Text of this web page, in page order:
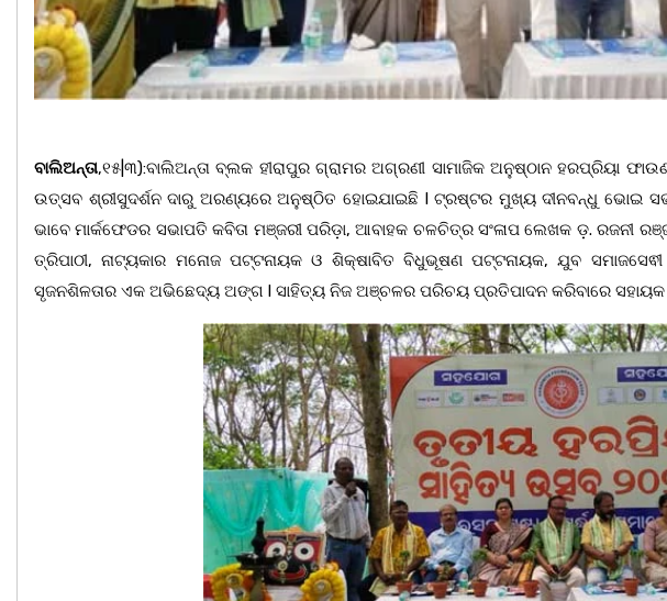
ବାଲିଅନ୍ତା,୧୫|୩):ବାଲିଅନ୍ତା ବ୍ଲକ ହୀରାପୁର ଗ୍ରାମର ଅଗ୍ରଣୀ ସାମାଜିକ ଅନୁଷ୍ଠାନ ହରପ୍ରିୟା
ଉତ୍ସବ ଶ୍ରୀସୁଦର୍ଶନ ଦାରୁ ଅରଣ୍ୟରେ ଅନୁଷ୍ଠିତ ହୋଇଯାଇଛି l ଟ୍ରଷ୍ଟର ମୁଖ୍ୟ ଦୀନବନ୍ଧୁ ଭୋଇ
ଭାବେ ମାର୍କଫେଡର ସଭାପତି କବିତା ମଞ୍ଜରୀ ପରିଡ଼ା, ଆବାହକ ଚଳଚିତ୍ର ସଂଳାପ ଲେଖକ ଡ଼. ରଜନୀ
ତ୍ରିପାଠୀ, ନାଟ୍ୟକାର ମନୋଜ ପଟ୍ଟନାୟକ ଓ ଶିକ୍ଷାବିତ ବିଧୁଭୂଷଣ ପଟ୍ଟନାୟକ, ଯୁବ
ସୃଜନଶିଳତାର ଏକ ଅଭିଛେଦ୍ୟ ଅଙ୍ଗ l ସାହିତ୍ୟ ନିଜ ଅଞ୍ଚଳର ପରିଚୟ ପ୍ରତିପାଦନ କରିବାରେ ସହାୟକ